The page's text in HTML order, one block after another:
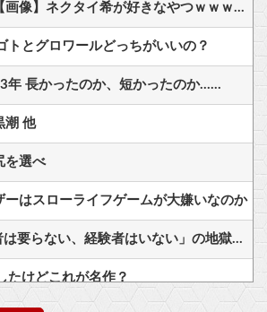
【ラブライブ！】【画像】ネクタイ希が好きなやつｗｗｗｗｗｗｗｗｗ【μ's】他
トとグロワールどっちがいいの？
年 長かったのか、短かったのか……
潮 他
を選べ
ーはスローライフゲームが大嫌いなのか
IT業界、「未経験者は要らない、経験者はいない」の地獄絵図にwww
たけどこれが名作？